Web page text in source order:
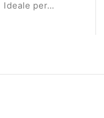
Ideale per